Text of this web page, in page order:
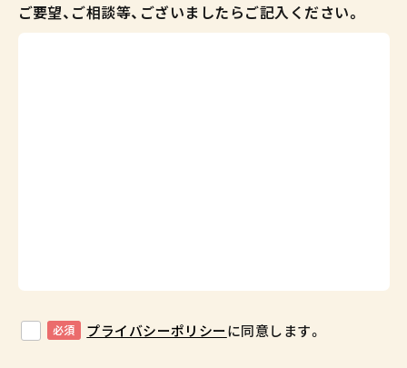
ご要望、ご相談等、ございましたらご記入ください。
必須 プライバシーポリシーに同意します。